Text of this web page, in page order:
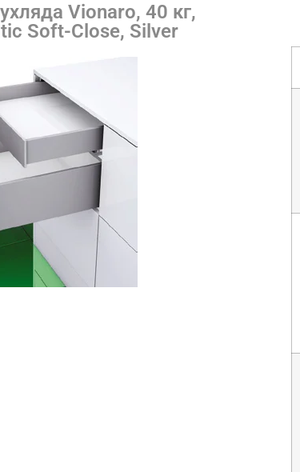
Vionaro, 40 кг,
Soft-Close, Silver